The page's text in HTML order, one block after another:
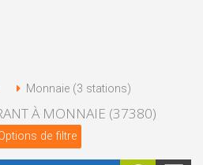
Monnaie (3 stations)
À MONNAIE (37380)
de filtre